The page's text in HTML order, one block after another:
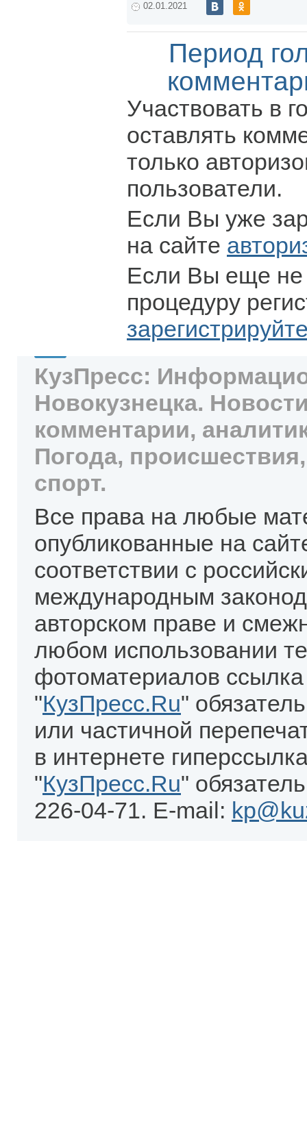
02.01.2021
Период
Участвовать в
оставлять
только
пользователи.
Если Вы уже
на сайте
Если Вы еще не
процедуру
КузПресс:
Новокузнецка.
комментарии,
Погода,
спорт.
Все права на любые
опубликованные на
соответствии с
международным
авторском праве и
любом использовании
фотоматериалов
"КузПресс.Ru"
или частичной
в интернете
"КузПресс.Ru"
226-04-71. E-mail: